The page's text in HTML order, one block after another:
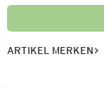
ARTIKEL MERKEN